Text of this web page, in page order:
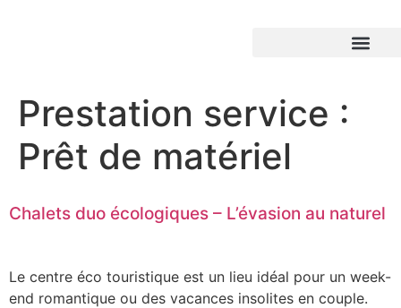
Prestation service :
Prêt de matériel
Chalets duo écologiques – L’évasion au naturel
Le centre éco touristique est un lieu idéal pour un week-
end romantique ou des vacances insolites en couple.